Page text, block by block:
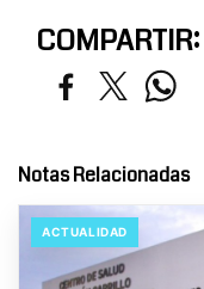
COMPARTIR:
Notas Relacionadas
ACTUALIDAD